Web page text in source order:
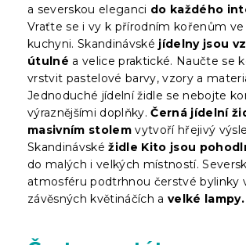
a severskou eleganci do každého
Vraťte se i vy k přírodním kořenům ve
kuchyni. Skandinávské jídelny jsou
útulné a velice praktické. Naučte se
vrstvit pastelové barvy, vzory a
Jednoduché jídelní židle se nebojte
výraznějšími doplňky. Černá jídelní
masivním stolem vytvoří hřejivý
Skandinávské židle Kito jsou
do malých i velkých místností.
atmosféru podtrhnou čerstvé bylinky
závěsných květináčích a velké lampy.